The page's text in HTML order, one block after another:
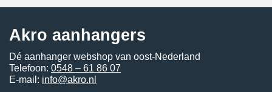
Akro aanhangers
Dé aanhanger webshop van oost-Nederland
Telefoon: 0548 – 61 86 07
E-mail: info@akro.nl